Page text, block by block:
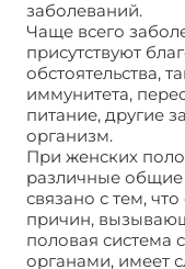
заболеваний.
Чаще всего
присутствуют
обстоятельства,
иммунитета,
питание, другие
организм.
При женских
различные
связано с тем,
причин,
половая система
органами, имеет